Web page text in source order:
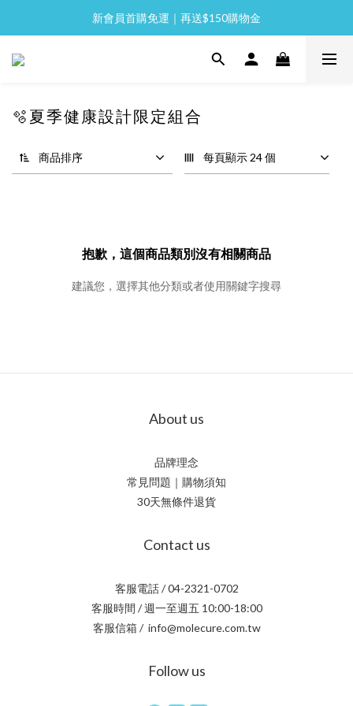
全館消費滿 NT$2,000 免運
新會員首購免運｜再送$150購物金
全館消費滿 NT$2,000 免運
🫧夏季健康設計限定組合
商品排序 每頁顯示 24 個
抱歉，這個商品類別沒有相關商品
建議您，選擇其他分類或者使用關鍵字搜尋
About us
品牌理念
常見問題｜購物須知
30天無條件退貨
Contact us
客服電話 / 04-2321-0702
客服時間 / 週一至週五 10:00-18:00
客服信箱 / info@molecure.com.tw
Follow us